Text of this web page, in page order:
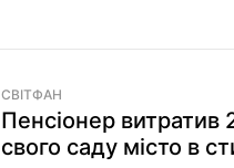
СВІТФАН
Пенсіонер витратив
свого саду місто в